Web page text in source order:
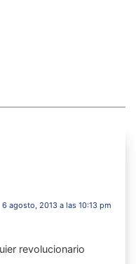
6 agosto, 2013 a las 10:13 pm
revolucionario